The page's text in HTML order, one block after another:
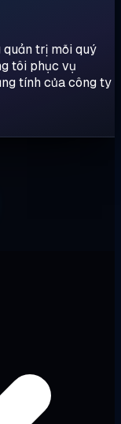
quản trị mỗi quý
tôi phục vụ
tính của công ty